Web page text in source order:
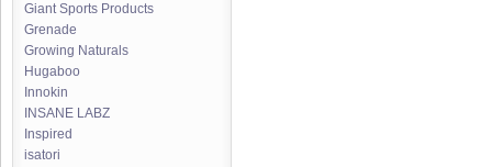
Giant Sports Products
Grenade
Growing Naturals
Hugaboo
Innokin
INSANE LABZ
Inspired
isatori